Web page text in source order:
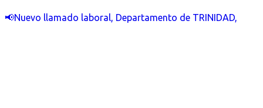
📢Nuevo llamado laboral, Departamento de TRINIDAD,